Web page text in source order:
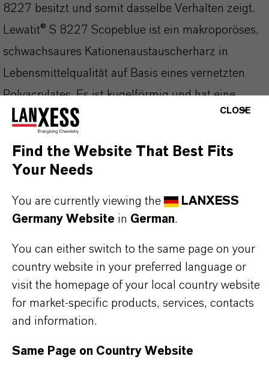
8227 besitzt und somit dasselbe Verhalten zeigt.
Lewatit® S 8227 Scopeblue ist ein makroporöses,
schwachsaures Kationenaustauscherharz in
Lebensmittelqualität auf Basis eines vernetzten
Polyacrylates. Es ist kugelförmig und hat eine
spezielle Korngrößenverteilung, die auf den
Lewatit® S 8227 eignet sich in der
Enthärtung von Trinkwasser, z. B. bei der
Brauwasseraufbereitung und beim Gebrauch in
Haushaltsfiltern.
Beim Einsatz von Lewatit® S 8227 zur Behandlung
von Trinkwasser und den o. a. wässrigen Lösungen
sind die Einfahrempfehlungen zu beachten, die auf
CLOSE
Find the Website That Best Fits
Your Needs
You are currently viewing the
LANXESS
Germany Website in German.
You can either switch to the same page on your
country website in your preferred language or
visit the homepage of your local country website
for market-specific products, services, contacts
and information.
Same Page on Country Website